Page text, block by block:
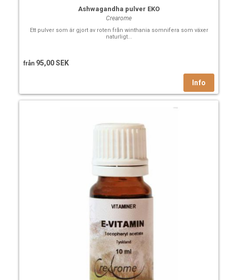
Ashwagandha pulver EKO
Crearome
Ett pulver som är gjort av roten från winthania somnifera som växer
naturligt...
från 95,00 SEK